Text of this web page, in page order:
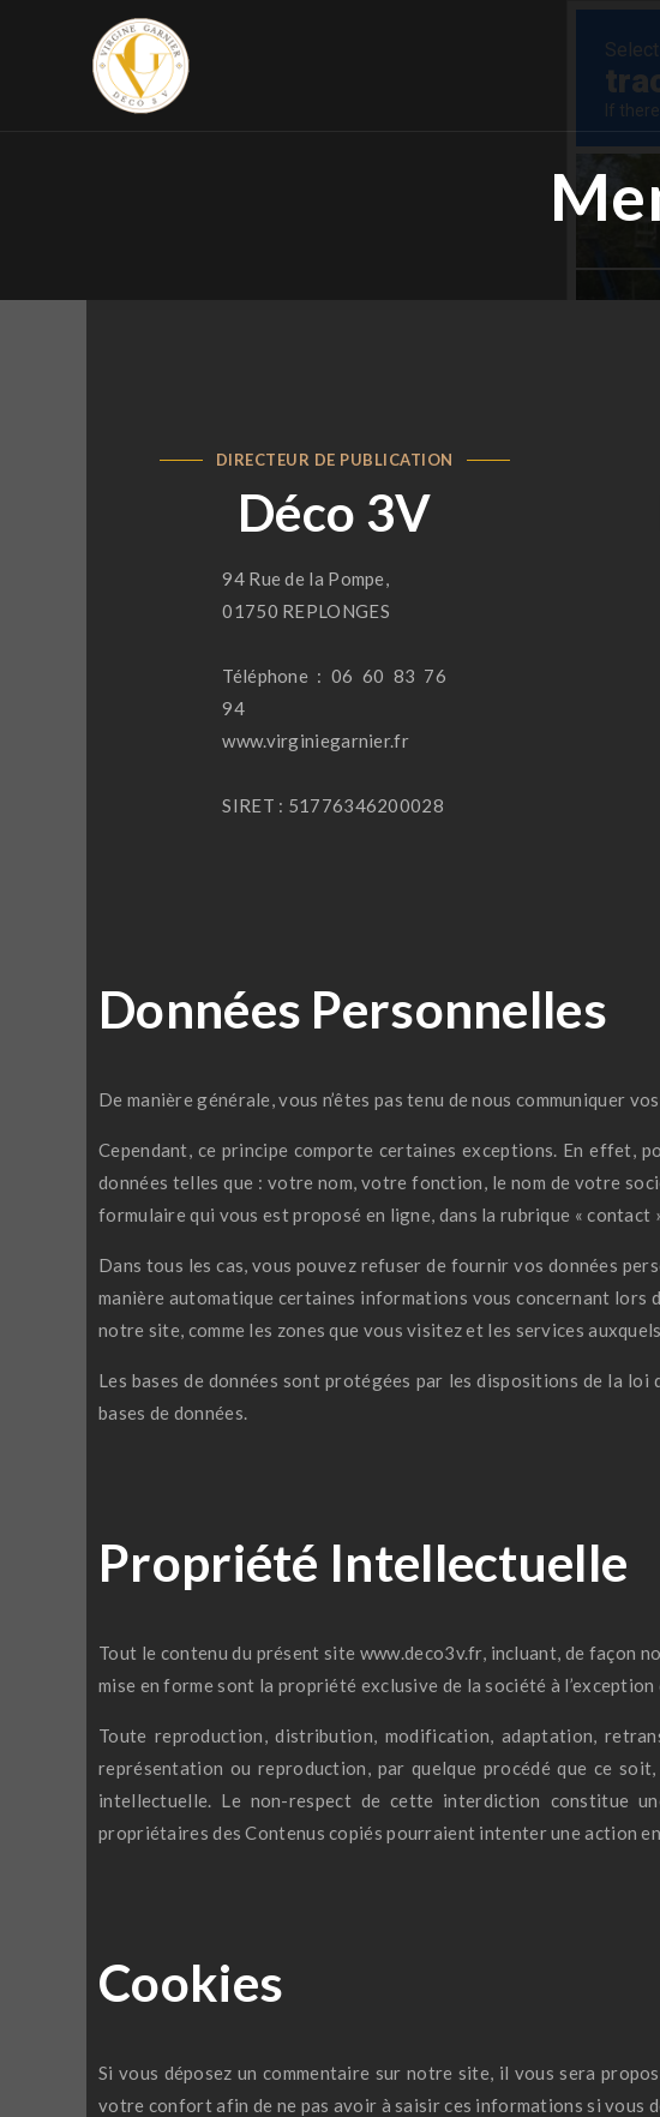
DIRECTEUR DE PUBLICATION
Déco 3V
94 Rue de la Pompe,
01750 REPLONGES
Téléphone : 06 60 83 76
94
www.virginiegarnier.fr
SIRET : 51776346200028
Données Personnelles
De manière générale, vous n’êtes pas tenu de nous communiquer
Cependant, ce principe comporte certaines exceptions. En effet,
données telles que : votre nom, votre fonction, le nom de votre
formulaire qui vous est proposé en ligne, dans la rubrique « contact
Dans tous les cas, vous pouvez refuser de fournir vos données
manière automatique certaines informations vous concernant lors
notre site, comme les zones que vous visitez et les services
Les bases de données sont protégées par les dispositions de la
bases de données.
Propriété Intellectuelle
Tout le contenu du présent site www.deco3v.fr, incluant, de façon
mise en forme sont la propriété exclusive de la société à
Toute reproduction, distribution, modification, adaptation,
représentation ou reproduction, par quelque procédé que ce
intellectuelle. Le non-respect de cette interdiction constitue
propriétaires des Contenus copiés pourraient intenter une action
Cookies
Si vous déposez un commentaire sur notre site, il vous sera
votre confort afin de ne pas avoir à saisir ces informations si vous
Panneau de gestion des cookies